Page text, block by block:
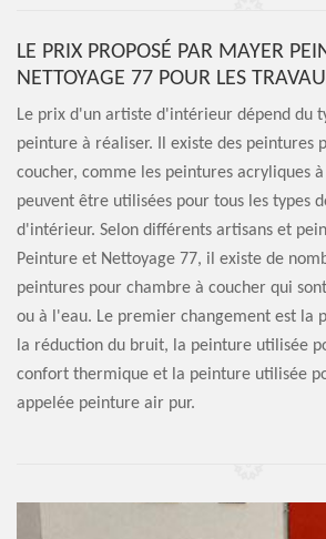
LE PRIX PROPOSÉ PAR MAYER
NETTOYAGE 77 POUR LES
Le prix d'un artiste d'intérieur dépend du
peinture à réaliser. Il existe des peintures
coucher, comme les peintures acryliques
peuvent être utilisées pour tous les types
d'intérieur. Selon différents artisans et
Peinture et Nettoyage 77, il existe de
peintures pour chambre à coucher qui
ou à l'eau. Le premier changement est la
la réduction du bruit, la peinture utilisée
confort thermique et la peinture utilisée
appelée peinture air pur.